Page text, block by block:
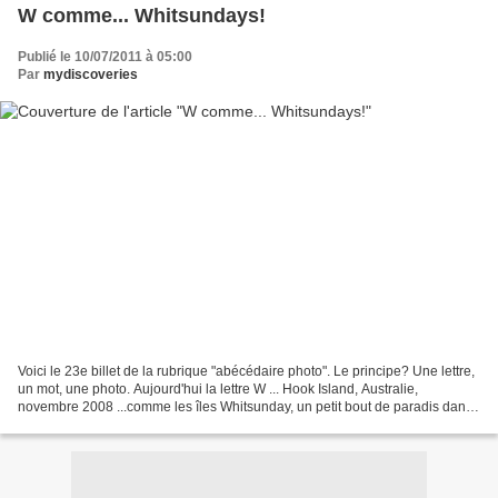
W comme... Whitsundays!
Publié le 10/07/2011 à 05:00
Par mydiscoveries
Voici le 23e billet de la rubrique "abécédaire photo". Le principe? Une lettre,
un mot, une photo. Aujourd'hui la lettre W ... Hook Island, Australie,
novembre 2008 ...comme les îles Whitsunday, un petit bout de paradis dans